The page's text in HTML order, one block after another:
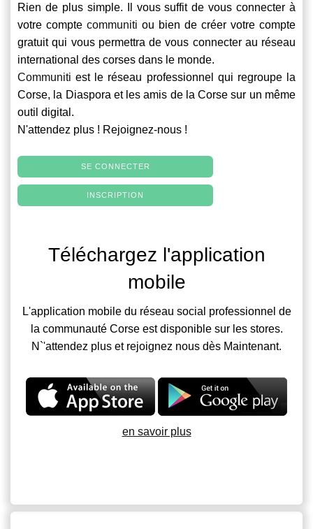
Rien de plus simple. Il vous suffit de vous connecter à
votre compte communiti ou bien de créer votre compte
gratuit qui vous permettra de vous connecter au réseau
international des corses dans le monde.
Communiti est le réseau professionnel qui regroupe la
Corse, la Diaspora et les amis de la Corse sur un même
outil digital.
N'attendez plus ! Rejoignez-nous !
SE CONNECTER
INSCRIPTION
Téléchargez l'application
mobile
L'application mobile du réseau social professionnel de
la communauté Corse est disponible sur les stores.
N`'attendez plus et rejoignez nous dès Maintenant.
en savoir plus